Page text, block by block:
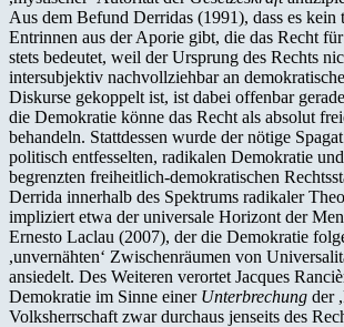
Aus dem Befund Derridas (1991), dass es kein
Entrinnen aus der Aporie gibt, die das Recht
stets bedeutet, weil der Ursprung des Rechts
intersubjektiv nachvollziehbar an
Diskurse gekoppelt ist, ist dabei offenbar
die Demokratie könne das Recht als absolut
behandeln. Stattdessen wurde der nötige
politisch entfesselten, radikalen Demokratie
begrenzten freiheitlich-demokratischen
Derrida innerhalb des Spektrums radikaler
impliziert etwa der universale Horizont der
Ernesto Laclau (2007), der die Demokratie
,unvernähten‘ Zwischenräumen von
ansiedelt. Des Weiteren verortet Jacques
Demokratie im Sinne einer Unterbrechung der
Volksherrschaft zwar durchaus jenseits des